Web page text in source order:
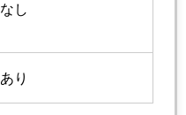
なし
あり